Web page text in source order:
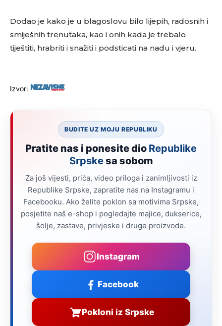
Dodao je kako je u blagoslovu bilo lijepih, radosnih i
smiješnih trenutaka, kao i onih kada je trebalo
tiještiti, hrabriti i snažiti i podsticati na nadu i vjeru.
Izvor:
BUDITE UZ MOJU REPUBLIKU
Pratite nas i ponesite dio Republike
Srpskesa sobom
Za još vijesti, priča, video priloga i zanimljivosti iz
Republike Srpske, zapratite nas na Instagramu i
Facebooku. Ako želite poklon sa motivima Srpske,
posjetite naš e-shop i pogledajte majice, dukserice,
šolje, zastave, privjeske i druge proizvode.
Instagram
Facebook
Pokloni iz Srpske